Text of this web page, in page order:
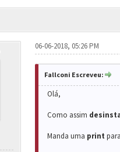
06-06-2018, 05:26 PM
Fallconi Escreveu:
Olá,
Como assim
Manda uma print